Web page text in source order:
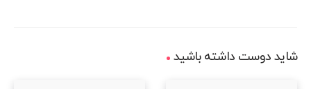
شاید دوست داشته باشید